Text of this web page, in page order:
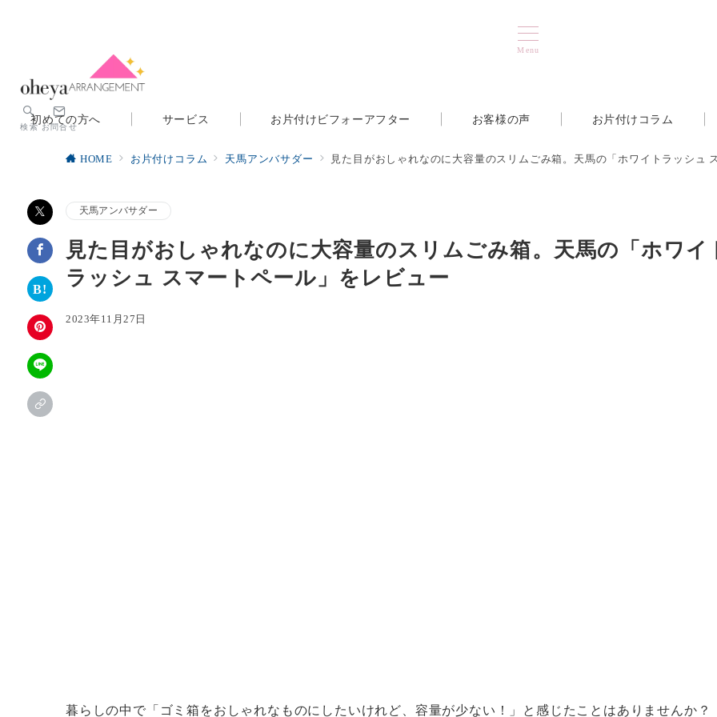
Menu
検索 お問合せ
初めての方へ サービス お片付けビフォーアフター お客様の声 お片付けコラム
HOME お片付けコラム 天馬アンバサダー 見た目がおしゃれなのに大容量のスリムごみ箱。天馬の「ホワイトラッシュ
天馬アンバサダー
見た目がおしゃれなのに大容量のスリムごみ箱。天馬の「ホワイ
ラッシュ スマートペール」をレビュー
2023年11月27日
暮らしの中で「ゴミ箱をおしゃれなものにしたいけれど、容量が少ない！」と感じたことはありませんか？